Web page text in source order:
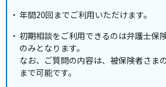
年間20回までご利用いただけます。
初期相談をご利用できるのは弁護士保
のみとなります。
なお、ご質問の内容は、被保険者さま
まで可能です。